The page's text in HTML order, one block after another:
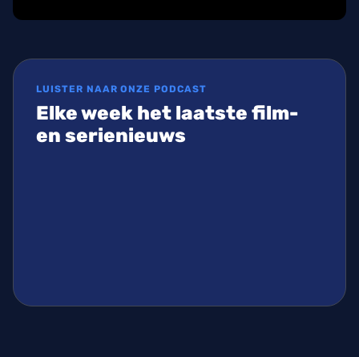
LUISTER NAAR ONZE PODCAST
Elke week het laatste film-
en serienieuws